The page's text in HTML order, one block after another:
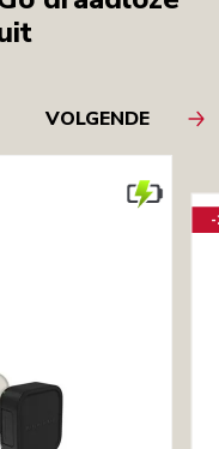
VOLGENDE
-